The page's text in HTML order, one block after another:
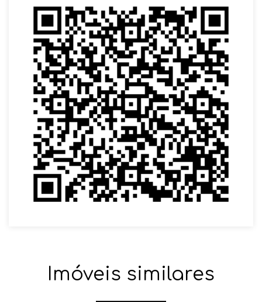
Imóveis similares